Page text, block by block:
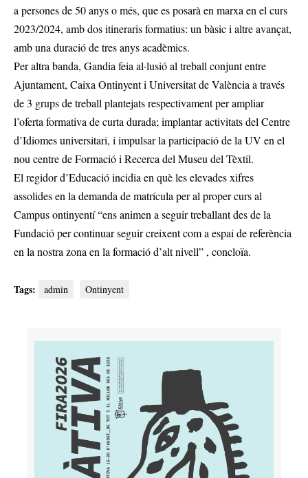
a persones de 50 anys o més, que es posarà en marxa en el curs
2023/2024, amb dos itineraris formatius: un bàsic i altre avançat,
amb una duració de tres anys acadèmics.
Per altra banda, Gandia feia al·lusió al treball conjunt entre
Ajuntament, Caixa Ontinyent i Universitat de València a través
de 3 grups de treball plantejats respectivament per ampliar
l’oferta formativa de curta durada; implantar activitats del Centre
d’Idiomes universitari, i impulsar la participació de la UV en el
nou centre de Formació i Recerca del Museu del Tèxtil.
El regidor d’Educació incidia en què les elevades xifres
assolides en la demanda de matrícula per al proper curs al
Campus ontinyentí “ens animen a seguir treballant des de la
Fundació per continuar seguir creixent com a espai de referència
en la nostra zona en la formació d’alt nivell” , concloïa.
Tags: admin Ontinyent